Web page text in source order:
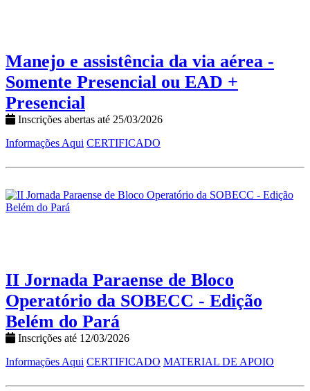
Manejo e assistência da via aérea -
Somente Presencial ou EAD +
Presencial
Inscrições abertas até 25/03/2026
Informações Aqui CERTIFICADO
II Jornada Paraense de Bloco
Operatório da SOBECC - Edição
Belém do Pará
Inscrições até 12/03/2026
Informações Aqui CERTIFICADO MATERIAL DE APOIO